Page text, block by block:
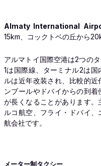
Almaty International
15km、コックトベの丘から
アルマトイ国際空港は2つの
1は国際線、ターミナル2は
ルは近年改装され、比較的
ンブールやドバイからの到
が長くなることがあります。
ルコ航空、フライ・ドバイ
航会社です。
交通
メーター制タクシー